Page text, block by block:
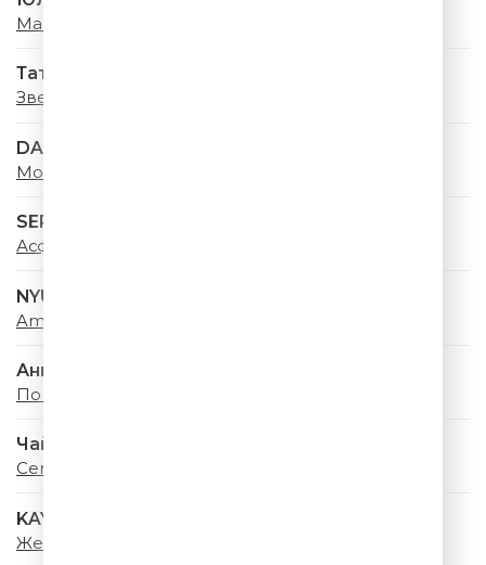
Майский Дождь
Татьяна Овсиенко
Звездное Лето
DABRO
Море, привет
SERYABKINA
Асфальт
NYUSHA
Amore
Анна Немченко
По городам
Чайф
Семнадцать Лет
KAYA
Желаю Тебе